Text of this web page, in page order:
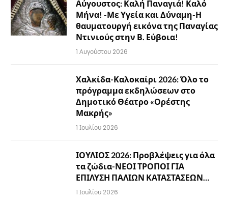
Αύγουστος: Καλή Παναγιά! Καλό
Μήνα! -Με Υγεία και Δύναμη-Η
θαυματουργή εικόνα της Παναγίας
Ντινιούς στην Β. Εύβοια!
1 Αυγούστου 2026
Χαλκίδα-Καλοκαίρι 2026: Όλο το
πρόγραμμα εκδηλώσεων στο
Δημοτικό Θέατρο «Ορέστης
Μακρής»
1 Ιουλίου 2026
ΙΟΥΛΙΟΣ 2026: Προβλέψεις για όλα
τα ζώδια-ΝΕΟΙ ΤΡΟΠΟΙ ΓΙΑ
ΕΠΙΛΥΣΗ ΠΑΛΙΩΝ ΚΑΤΑΣΤΑΣΕΩΝ…
1 Ιουλίου 2026